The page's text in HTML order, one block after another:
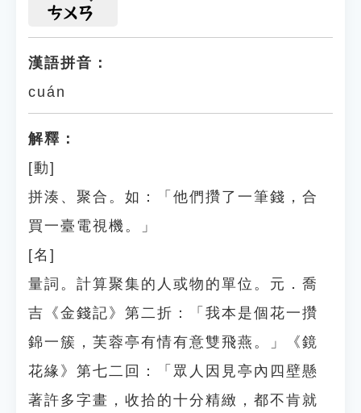
ㄘㄨㄢ
漢語拼音：
cuán
解釋：
[動]
拼湊、聚合。如：「他們攢了一筆錢，合
買一臺電視機。」
[名]
量詞。計算聚集的人或物的單位。元．喬
吉《金錢記》第二折：「我本是個花一攢
錦一簇，芙蓉亭有情有意雙飛燕。」《鏡
花緣》第七二回：「眾人因見亭內四壁懸
著許多字畫，收拾的十分精緻，都不肯就